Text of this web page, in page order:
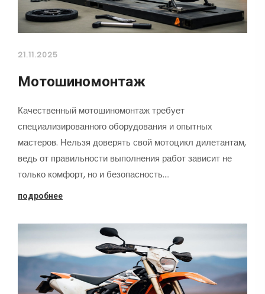
21.11.2025
Мотошиномонтаж
Качественный мотошиномонтаж требует
специализированного оборудования и опытных
мастеров. Нельзя доверять свой мотоцикл дилетантам,
ведь от правильности выполнения работ зависит не
только комфорт, но и безопасность.…
подробнее